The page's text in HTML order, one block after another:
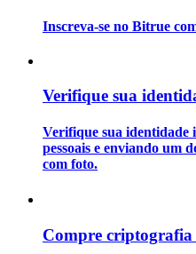
Estratégias de negociação
Aprenda como se manter
Inscreva-se no Bitrue
Verifique sua
Verifique sua identidade
pessoais e enviando um
com foto.
Compre criptografia